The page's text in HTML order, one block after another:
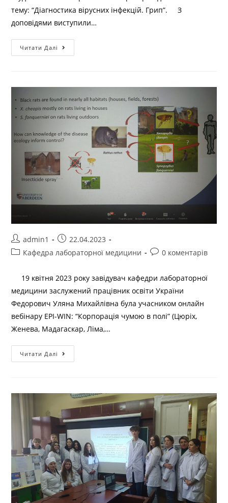
тему: “Діагностика вірусних інфекцій. Грип”. З
доповідями виступили…
Читати Далі
admin1
22.04.2023
Кафедра лабораторної медицини
0 коментарів
19 квітня 2023 року завідувач кафедри лабораторної
медицини заслужений працівник освіти України
Федорович Уляна Михайлівна була учасником онлайн
вебінару EPI-WIN: “Корпорація чумою в полі” (Цюріх,
Женева, Мадагаскар, Ліма,…
Читати Далі